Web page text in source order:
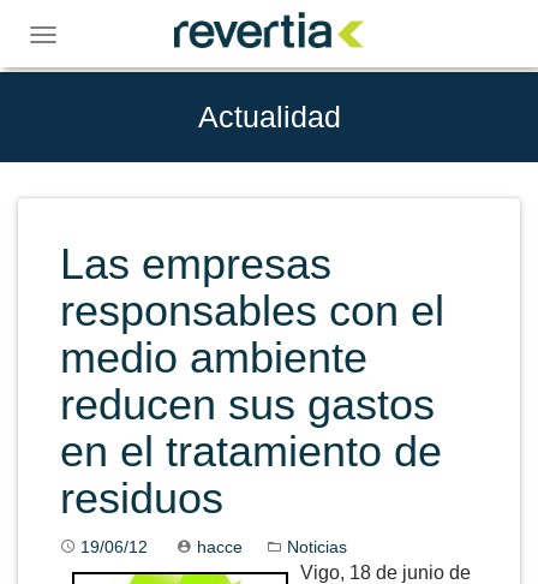
content
Toggle
navigation
Actualidad
Las empresas
responsables con el
medio ambiente
reducen sus gastos
en el tratamiento de
residuos
19/06/12 hacce Noticias
Vigo, 18 de junio de